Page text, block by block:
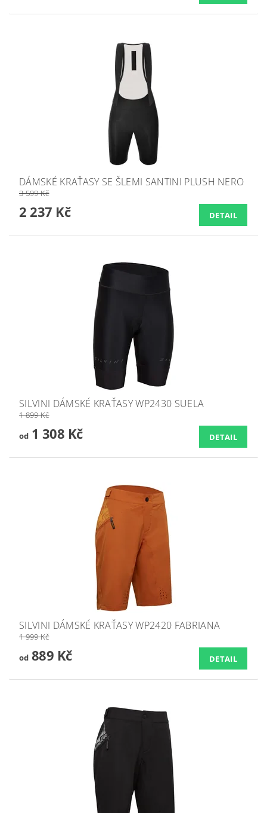
DÁMSKÉ KRAŤASY SE ŠLEMI SANTINI PLUSH NERO
3 599 Kč
2 237 Kč DETAIL
SILVINI DÁMSKÉ KRAŤASY WP2430 SUELA
1 899 Kč
od1 308 Kč DETAIL
SILVINI DÁMSKÉ KRAŤASY WP2420 FABRIANA
1 999 Kč
od889 Kč DETAIL